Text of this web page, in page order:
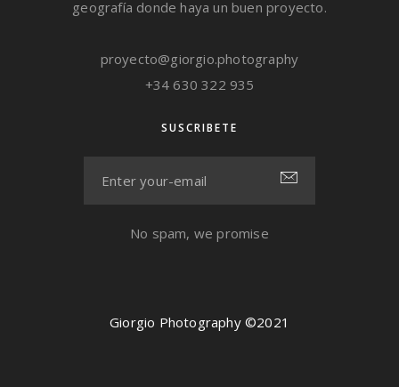
geografía donde haya un buen proyecto.
proyecto@giorgio.photography
+34 630 322 935
SUSCRIBETE
No spam, we promise
Giorgio Photography ©2021